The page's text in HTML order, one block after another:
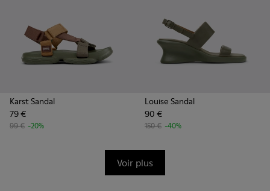
Karst Sandal
79 €
99 € -20%
Louise Sandal
90 €
150 € -40%
Voir plus